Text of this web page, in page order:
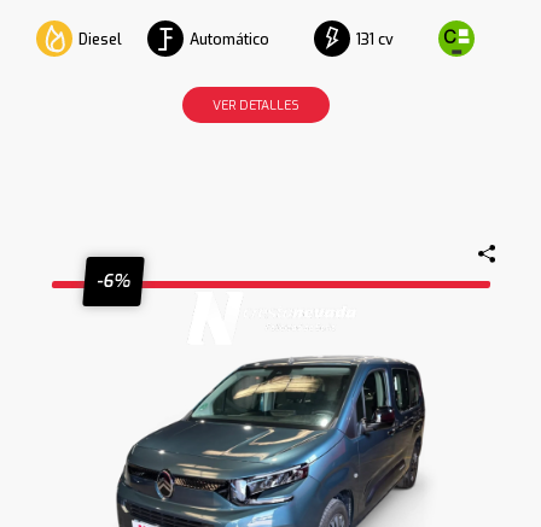
Diesel Automático 131 cv
VER DETALLES
-6%